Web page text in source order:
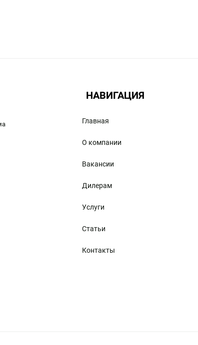
НАВИГАЦИЯ
Главная
О компании
Вакансии
Дилерам
Услуги
Статьи
Контакты